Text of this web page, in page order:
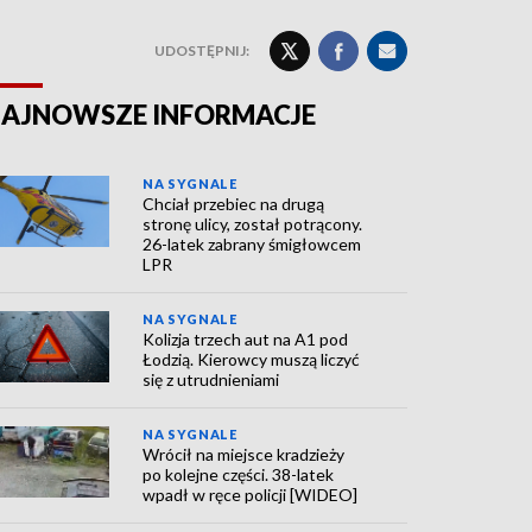
UDOSTĘPNIJ:
INFORMACJE
NA SYGNALE
Chciał przebiec na drugą
stronę ulicy, został potrącony.
26-latek zabrany śmigłowcem
LPR
NA SYGNALE
Kolizja trzech aut na A1 pod
Łodzią. Kierowcy muszą liczyć
się z utrudnieniami
NA SYGNALE
Wrócił na miejsce kradzieży
po kolejne części. 38-latek
wpadł w ręce policji [WIDEO]